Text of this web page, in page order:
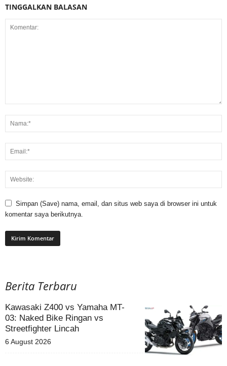
TINGGALKAN BALASAN
Simpan (Save) nama, email, dan situs web saya di browser ini untuk
komentar saya berikutnya.
Berita Terbaru
Kawasaki Z400 vs Yamaha MT-
03: Naked Bike Ringan vs
Streetfighter Lincah
6 August 2026